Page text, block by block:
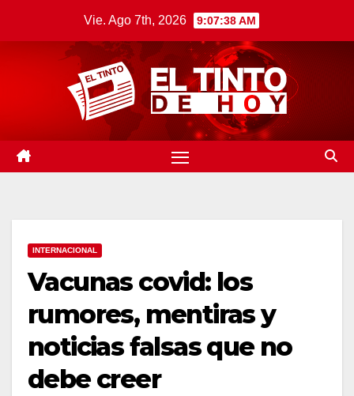
Vie. Ago 7th, 2026 9:07:39 AM
INTERNACIONAL
Vacunas covid: los
rumores, mentiras y
noticias falsas que no
debe creer